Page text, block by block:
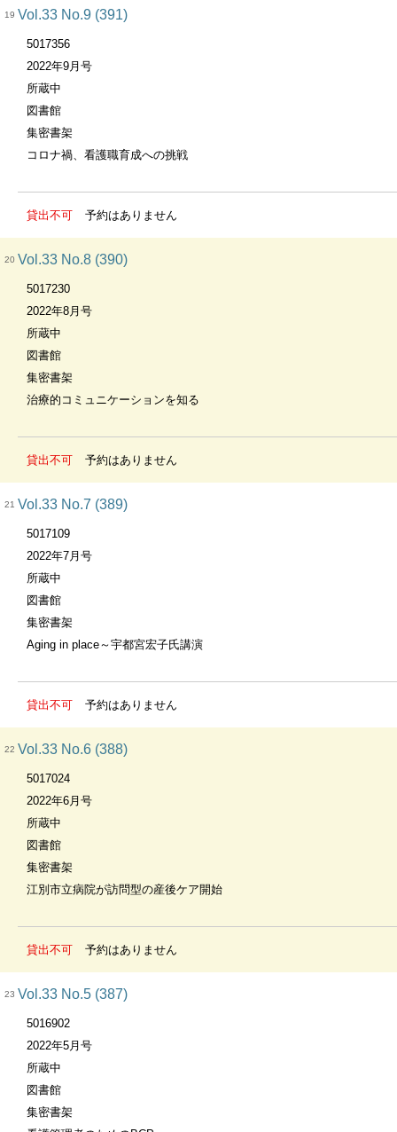
19 Vol.33 No.9 (391)
5017356
2022年9月号
所蔵中
図書館
集密書架
コロナ禍、看護職育成への挑戦
貸出不可 予約はありません
20 Vol.33 No.8 (390)
5017230
2022年8月号
所蔵中
図書館
集密書架
治療的コミュニケーションを知る
貸出不可 予約はありません
21 Vol.33 No.7 (389)
5017109
2022年7月号
所蔵中
図書館
集密書架
Aging in place～宇都宮宏子氏講演
貸出不可 予約はありません
22 Vol.33 No.6 (388)
5017024
2022年6月号
所蔵中
図書館
集密書架
江別市立病院が訪問型の産後ケア開始
貸出不可 予約はありません
23 Vol.33 No.5 (387)
5016902
2022年5月号
所蔵中
図書館
集密書架